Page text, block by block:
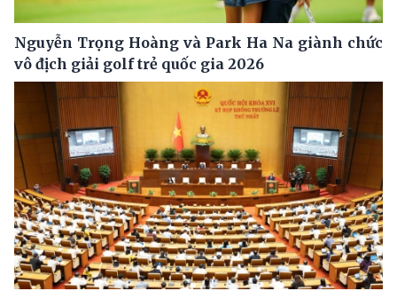
Nguyễn Trọng Hoàng và Park Ha Na giành chức
vô địch giải golf trẻ quốc gia 2026